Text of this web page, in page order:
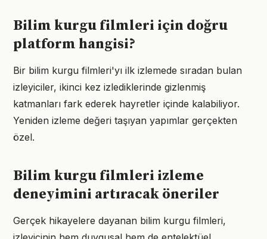
Bilim kurgu filmleri için doğru
platform hangisi?
Bir bilim kurgu filmleri'yı ilk izlemede sıradan bulan
izleyiciler, ikinci kez izlediklerinde gizlenmiş
katmanları fark ederek hayretler içinde kalabiliyor.
Yeniden izleme değeri taşıyan yapımlar gerçekten
özel.
Bilim kurgu filmleri izleme
deneyimini artıracak öneriler
Gerçek hikayelere dayanan bilim kurgu filmleri,